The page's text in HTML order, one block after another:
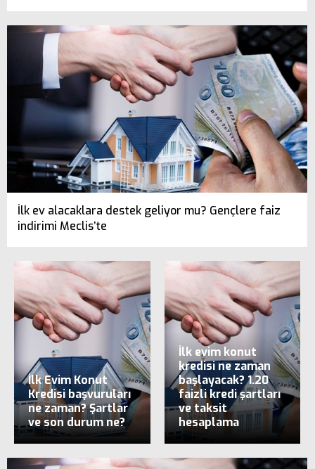
İlk ev alacaklara destek geliyor mu? Gençlere faiz
indirimi Meclis’te
İlk Evim Konut
Kredisi başvuruları
ne zaman? Şartlar
ve son durum ne?
İlk evim konut
kredisi ne zaman
başlayacak? 1.20
faizli kredi şartları
ve taksit
hesaplama